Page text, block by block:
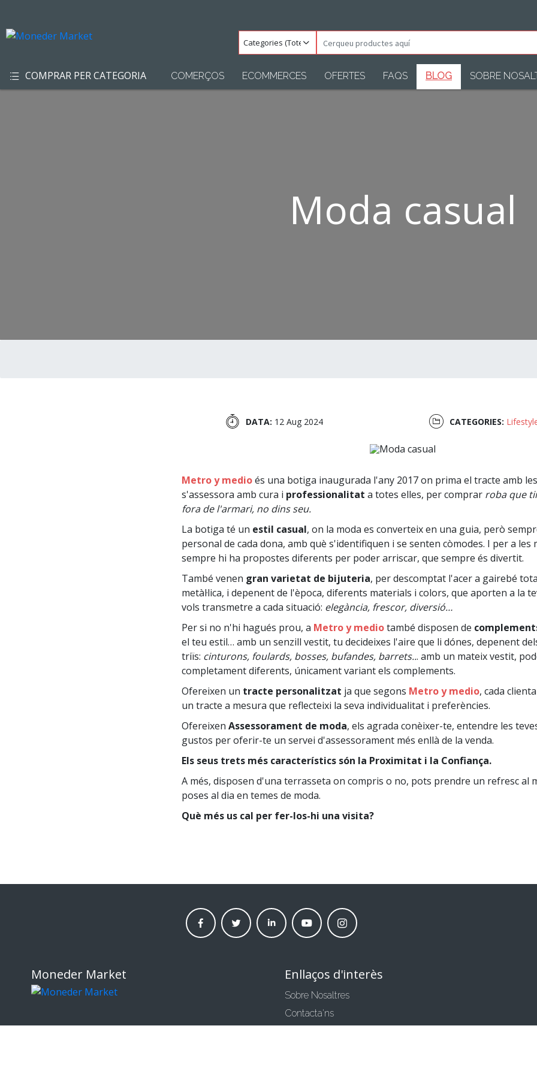
Categories
(Totes)
productes
COMPRAR PER CATEGORIA COMERÇOS ECOMMERCES OFERTES FAQS BLOG SOBRE
Moda casual
DATA: 12 Aug 2024 CATEGORIES:
Metro y medioés una botiga inaugurada l'any 2017 on prima el tracte amb
s'assessora amb cura i professionalitat a totes elles, per comprar roba que
fora de l'armari, no dins seu.
La botiga té un estil casual, on la moda es converteix en una guia, però
personal de cada dona, amb què s'identifiquen i se senten còmodes. I per a les
sempre hi ha propostes diferents per poder arriscar, que sempre és divertit.
També venen gran varietat de bijuteria, per descomptat l'acer a gairebé
metàl·lica, i depenent de l'època, diferents materials i colors, que aporten a la
vols transmetre a cada situació: elegància, frescor, diversió…
Per si no n'hi hagués prou, a Metro y mediotambé disposen de
el teu estil… amb un senzill vestit, tu decideixes l'aire que li dónes, depenent
triïs: cinturons, foulards, bosses, bufandes, barrets... amb un mateix vestit,
completament diferents, únicament variant els complements.
Ofereixen un tracte personalitzat ja que segons Metro y medio, cada
un tracte a mesura que reflecteixi la seva individualitat i preferències.
Ofereixen Assessorament de moda, els agrada conèixer-te, entendre les
gustos per oferir-te un servei d'assessorament més enllà de la venda.
Els seus trets més característics són la Proximitat i la Confiança.
A més, disposen d'una terrasseta on compris o no, pots prendre un refresc al
poses al dia en temes de moda.
Què més us cal per fer-los-hi una visita?
facebook
moneder
twitter
moneder
linkedin
moneder
Youtube
moneder
instagram
moneder
Moneder Market Enllaços d'interès
Sobre Nosaltres
Contacta'ns